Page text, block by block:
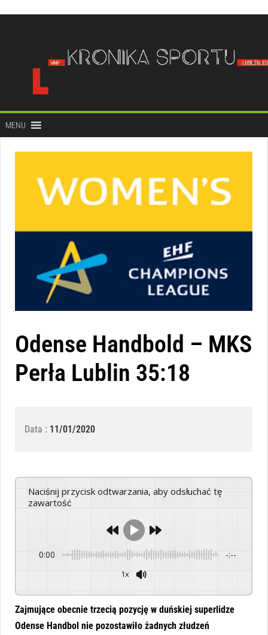
treści
MENU
Odense Handbold – MKS
Perła Lublin 35:18
Data : 11/01/2020
Naciśnij przycisk odtwarzania, aby odsłuchać tę
zawartość
0:00 -:--
1x
Zajmujące obecnie trzecią pozycję w duńskiej superlidze
Odense Handbol nie pozostawiło żadnych złudzeń